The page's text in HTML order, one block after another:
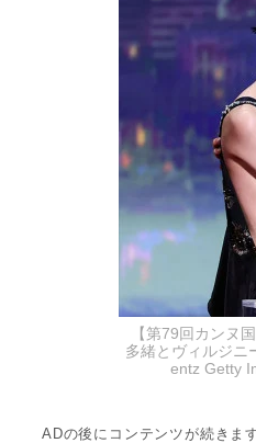
【第79回カンヌ
多緒とヴィルジ
entz Getty
ADの後にコンテンツが続きま